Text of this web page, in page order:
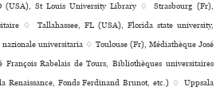
St Louis University Library ♢ Strasbourg (Fr),
♢ Tallahassee, FL (USA), Florida state university,
uni­ver­si­ta­ria ♢ Toulouse (Fr), Médiathèque José
Rabelais de Tours, Bibliothèques uni­ver­si­tai­res
Renaissance, Fonds Ferdinand Brunot, etc.) ♢ Uppsala